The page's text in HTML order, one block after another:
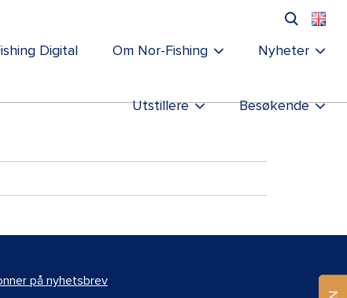
Digital Om Nor-Fishing Nyheter
Utstillere Besøkende
på nyhetsbrev